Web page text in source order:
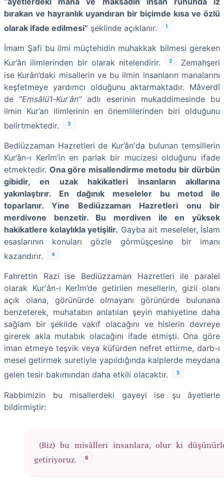
bırakan ve hayranlık uyandıran bir biçimde kısa ve özlü
olarak ifade edilmesi” şeklinde açıklanır. 1
İmam Şafi bu ilmi müçtehidin muhakkak bilmesi gereken
Kur’ân ilimlerinden bir olarak nitelendirir.
2
Zemahşeri
ise Kurân’daki misallerin ve bu ilmin insanların manalarını
keşfetmeye yardımcı olduğunu aktarmaktadır. Mâverdî
de "Emsâlü’l-Kurʾân"adlı eserinin mukaddimesinde bu
ilmin Kur’an ilimlerinin en önemlilerinden biri olduğunu
belirtmektedir.
3
Bediüzzaman Hazretleri de Kur’ân'da bulunan temsillerin
Kur’ân-ı Kerîm’in en parlak bir mucizesi olduğunu ifade
etmektedir. Ona göre misallendirme metodu bir dürbün
gibidir, en uzak hakikatleri insanların akıllarına
yakınlaştırır. En dağınık meseleler bu metod ile
toparlanır. Yine Bediüzzaman Hazretleri onu bir
merdivene benzetir. Bu merdiven ile en yüksek
hakikatlere kolaylıkla yetişilir. Gayba ait meseleler, İslam
esaslarının konuları gözle görmüşçesine bir imanı
kazandırır.
4
Fahrettin Razi ise Bediüzzaman Hazretleri ile paralel
olarak Kur'ân-ı Kerîm’de getirilen mesellerin, gizli olanı
açık olana, görünürde olmayanı görünürde bulunana
benzeterek, muhatabın anlatılan şeyin mahiyetine daha
sağlam bir şekilde vakıf olacağını ve hislerin devreye
girerek akla mutabık olacağını ifade etmişti. Ona göre
iman etmeye teşvik veya küfürden nefret ettirme, darb-ı
mesel getirmek suretiyle yapıldığında kalplerde meydana
gelen tesir bakımından daha etkili olacaktır.
5
Rabbimizin bu misallerdeki gayeyi ise şu âyetlerle
bildirmiştir:
(Biz) bu misâlleri insanlara, olur ki
getiriyoruz.
6